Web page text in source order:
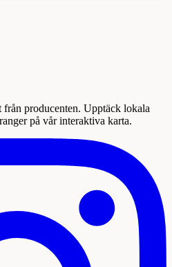
producenten. Upptäck lokala
på vår interaktiva karta.